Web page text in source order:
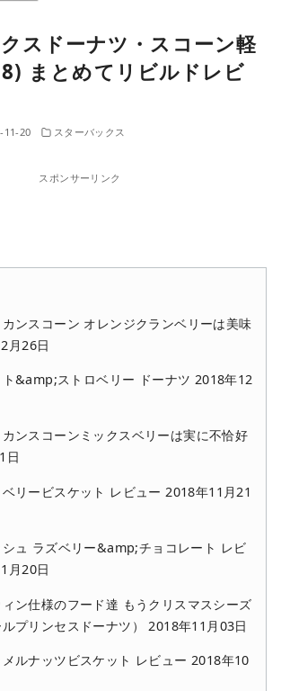
スドーナツ・スコーン軽
まとめてリビルドレビ
11-20 スターバックス
スポンサーリンク
ンスコーン オレンジクランベリーは美味
月26日
ト&amp;ストロベリー ドーナツ 2018年12
ンスコーンミックスベリーは実に不恰好
日
リービスケット レビュー 2018年11月21
ュ ラズベリー&amp;チョコレート レビ
月20日
ン仕様のフード達 もうクリスマスシーズ
プリンセスドーナツ） 2018年11月03日
ルナッツビスケット レビュー 2018年10